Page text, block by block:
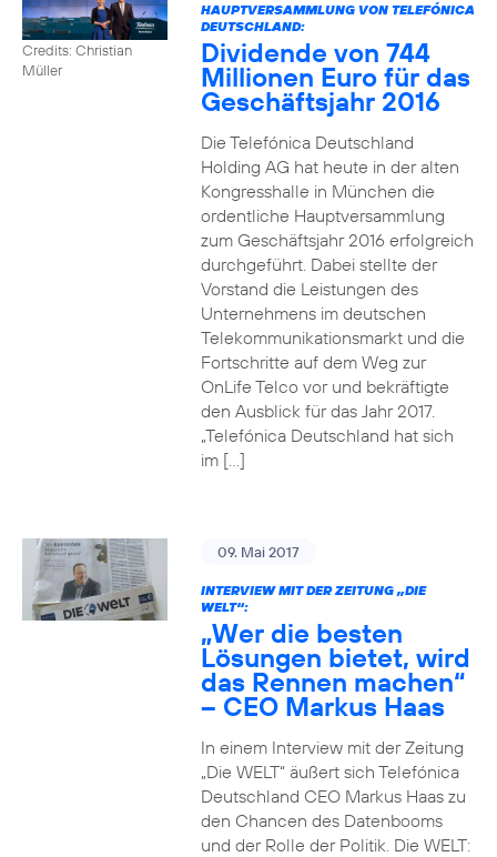
Credits: Christian
Müller
HAUPTVERSAMMLUNG VON TELEFÓNICA
DEUTSCHLAND:
Dividende von 744
Millionen Euro für das
Geschäftsjahr 2016
Die Telefónica Deutschland
Holding AG hat heute in der alten
Kongresshalle in München die
ordentliche Hauptversammlung
zum Geschäftsjahr 2016 erfolgreich
durchgeführt. Dabei stellte der
Vorstand die Leistungen des
Unternehmens im deutschen
Telekommunikationsmarkt und die
Fortschritte auf dem Weg zur
OnLife Telco vor und bekräftigte
den Ausblick für das Jahr 2017.
„Telefónica Deutschland hat sich
im […]
09. Mai 2017
INTERVIEW MIT DER ZEITUNG „DIE
WELT“:
„Wer die besten
Lösungen bietet, wird
das Rennen machen“
– CEO Markus Haas
In einem Interview mit der Zeitung
„Die WELT“ äußert sich Telefónica
Deutschland CEO Markus Haas zu
den Chancen des Datenbooms
und der Rolle der Politik. Die WELT: